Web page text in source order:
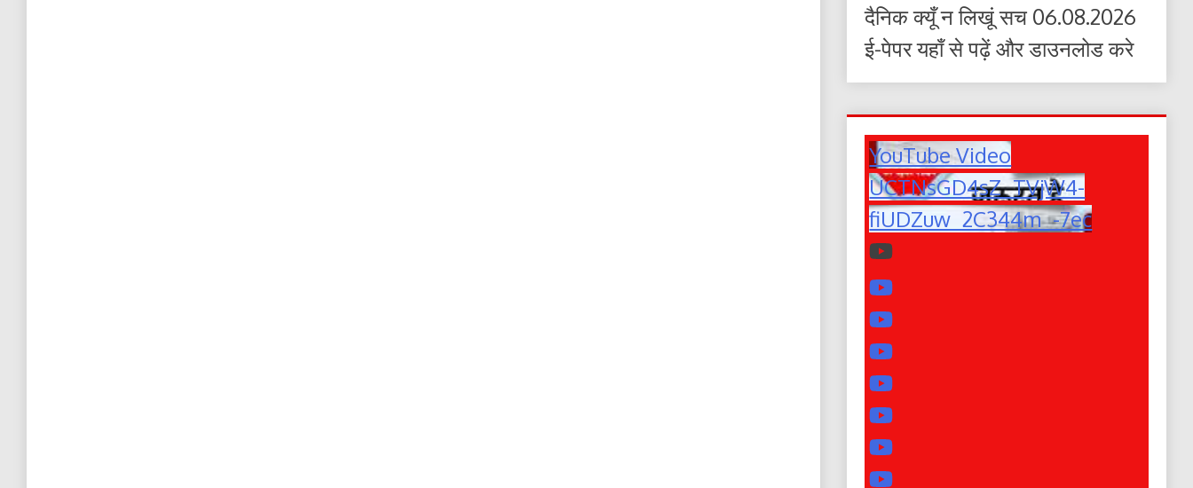
दैनिक क्यूँ न लिखूं सच 06.08.2026
ई-पेपर यहाँ से पढ़ें और डाउनलोड करे
YouTube Video
UCTNsGD4sZ_TVjW4-
fiUDZuw_2C344m_-7ec